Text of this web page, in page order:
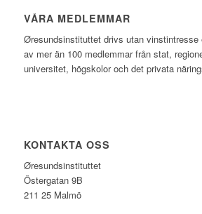
VÅRA MEDLEMMAR
Øresundsinstituttet drivs utan vinst­intresse
av mer än 100 medlemmar från stat,
universitet, högskolor och det privata
KONTAKTA OSS
Øresundsinstituttet
Östergatan 9B
211 25 Malmö